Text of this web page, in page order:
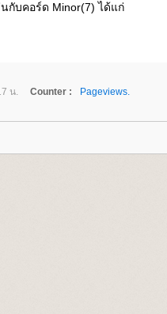
กับคอร์ด Minor(7) ได้แก่
น. Counter :
Pageviews.